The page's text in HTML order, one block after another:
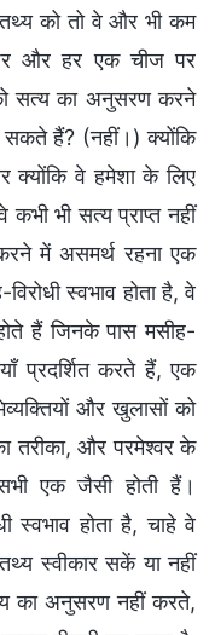
को तो वे और भी कम
और हर एक चीज पर
सत्य का अनुसरण करने
सकते हैं? (नहीं।) क्योंकि
वे हमेशा के लिए
भी सत्य प्राप्त नहीं
में असमर्थ रहना एक
स्वभाव होता है, वे
हैं जिनके पास मसीह-
प्रदर्शित करते हैं, एक
और खुलासों को
तरीका, और परमेश्वर के
एक जैसी होती हैं।
स्वभाव होता है, चाहे वे
स्वीकार सकें या नहीं
का अनुसरण नहीं करते,